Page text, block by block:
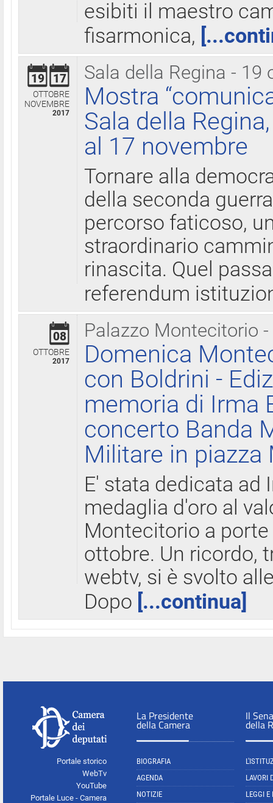
esibiti il maestro
fisarmonica,
Sala della Regina - 19
19 17
OTTOBRE
NOVEMBRE
2017
Mostra
Sala della
al 17 novembre
Tornare alla
della seconda
percorso faticoso,
straordinario
rinascita. Quel
referendum
Palazzo Montecitorio
08
OTTOBRE
2017
Domenica
con Boldrini -
memoria di Irma
concerto Banda
Militare in
E' stata dedicata ad
medaglia d'oro al
Montecitorio a
ottobre. Un ricordo,
webtv, si è svolto
Dopo [...continua]
Portale storico
WebTv
YouTube
Portale Luce - Camera
La Presidente
della Camera
BIOGRAFIA
AGENDA
NOTIZIE
Il
della
LAVORI
LEGGI E